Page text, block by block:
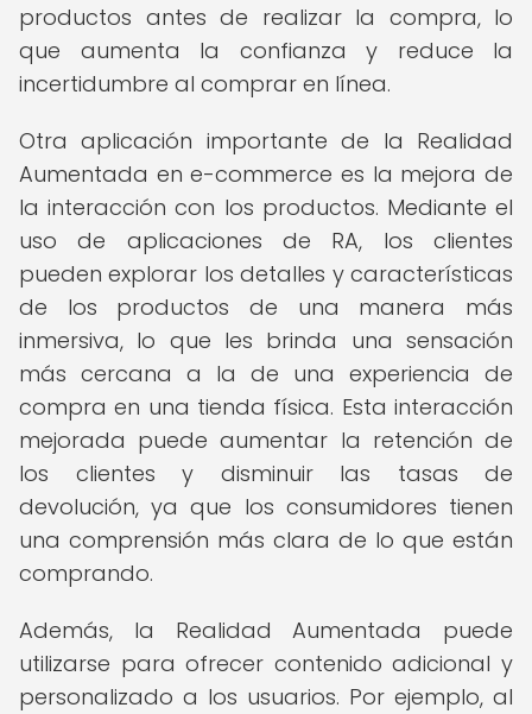
productos antes de realizar la compra, lo
que aumenta la confianza y reduce la
incertidumbre al comprar en línea.
Otra aplicación importante de la Realidad
Aumentada en e-commerce es la mejora de
la interacción con los productos. Mediante el
uso de aplicaciones de RA, los clientes
pueden explorar los detalles y características
de los productos de una manera más
inmersiva, lo que les brinda una sensación
más cercana a la de una experiencia de
compra en una tienda física. Esta interacción
mejorada puede aumentar la retención de
los clientes y disminuir las tasas de
devolución, ya que los consumidores tienen
una comprensión más clara de lo que están
comprando.
Además, la Realidad Aumentada puede
utilizarse para ofrecer contenido adicional y
personalizado a los usuarios. Por ejemplo, al